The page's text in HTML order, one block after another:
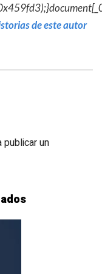
de este autor
publicar un